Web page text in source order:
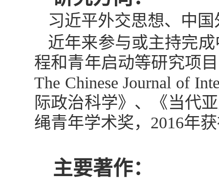
习近平外交思想、中
近年来参与或主持完
程和青年启动等研究项
The Chinese Journal of
际政治科学》、《当代
绳青年学术奖， 2016年
主要著作：